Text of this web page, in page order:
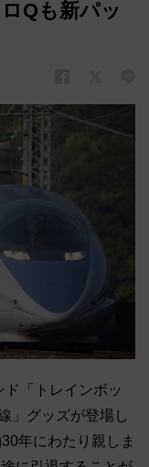
Qも新パッ
「トレインボッ
」グッズが登場し
年にわたり親しま